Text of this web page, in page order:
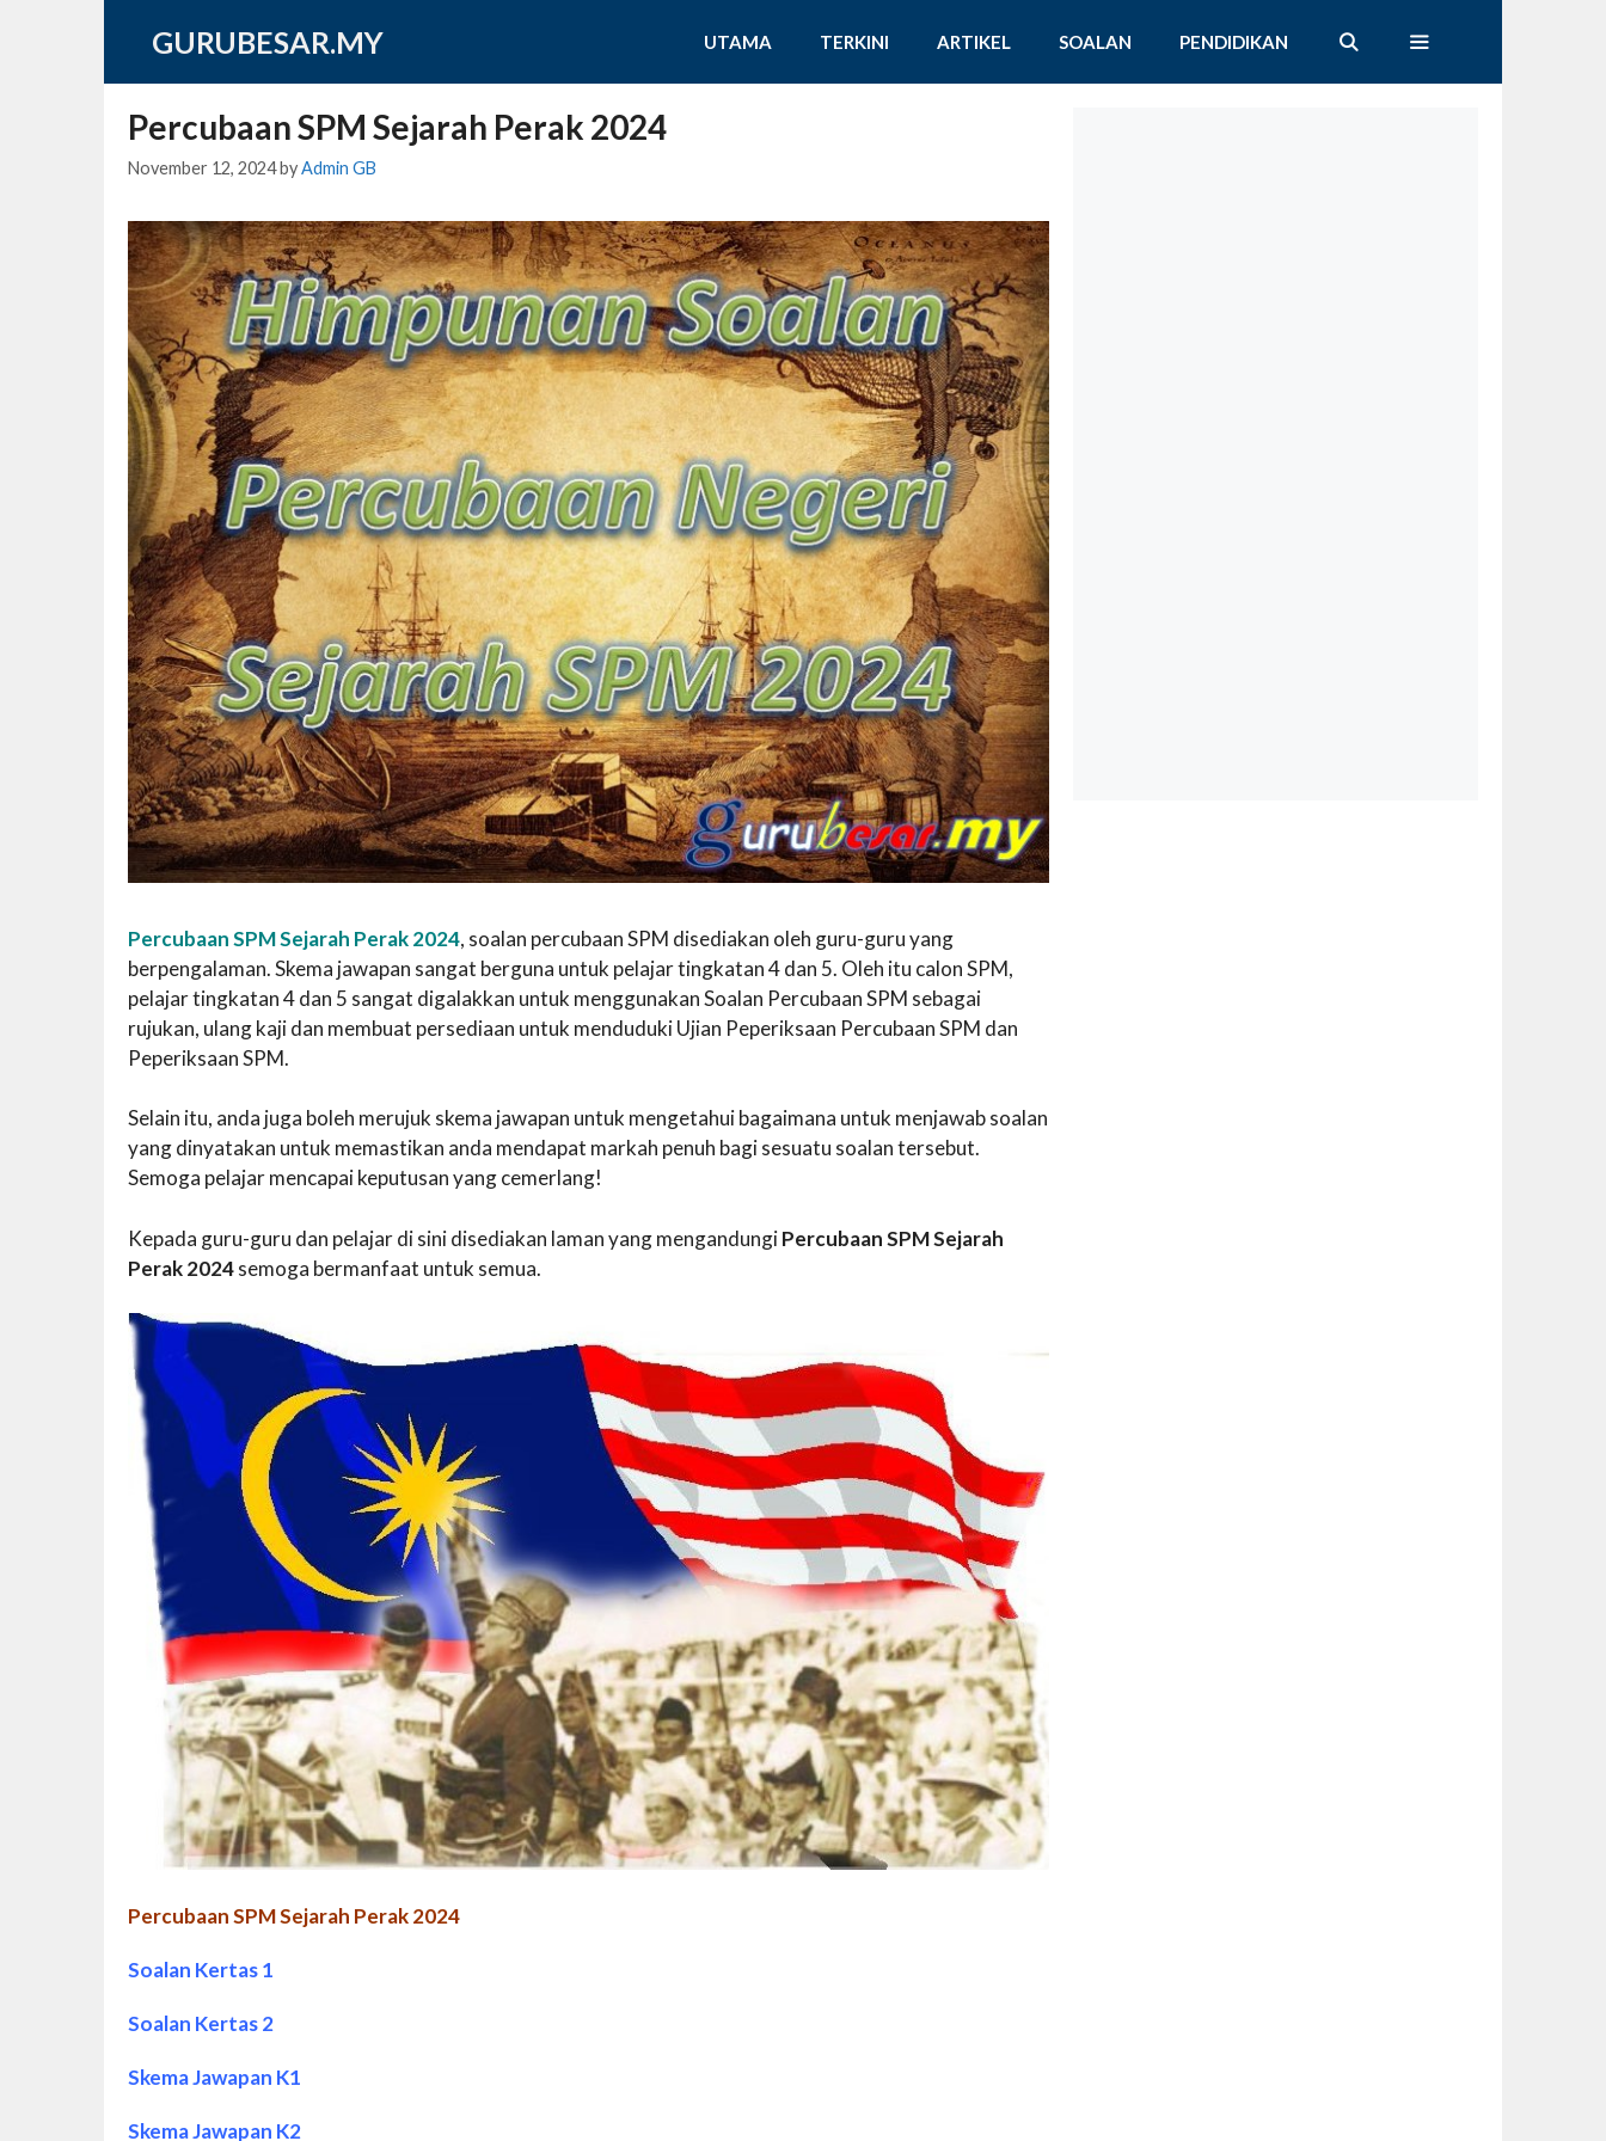
GURUBESAR.MY UTAMA TERKINI ARTIKEL SOALAN PENDIDIKAN
Percubaan SPM Sejarah Perak 2024
November 12, 2024byAdmin GB
Percubaan SPM Sejarah Perak 2024, soalan percubaan SPM disediakan oleh guru-guru yang
berpengalaman. Skema jawapan sangat berguna untuk pelajar tingkatan 4 dan 5. Oleh itu calon SPM,
pelajar tingkatan 4 dan 5 sangat digalakkan untuk menggunakan Soalan Percubaan SPM sebagai
rujukan, ulang kaji dan membuat persediaan untuk menduduki Ujian Peperiksaan Percubaan SPM dan
Peperiksaan SPM.
Selain itu, anda juga boleh merujuk skema jawapan untuk mengetahui bagaimana untuk menjawab soalan
yang dinyatakan untuk memastikan anda mendapat markah penuh bagi sesuatu soalan tersebut.
Semoga pelajar mencapai keputusan yang cemerlang!
Kepada guru-guru dan pelajar di sini disediakan laman yang mengandungiPercubaan SPM Sejarah
Perak 2024semoga bermanfaat untuk semua.
Percubaan SPM Sejarah Perak 2024
Soalan Kertas 1
Soalan Kertas 2
Skema Jawapan K1
Skema Jawapan K2